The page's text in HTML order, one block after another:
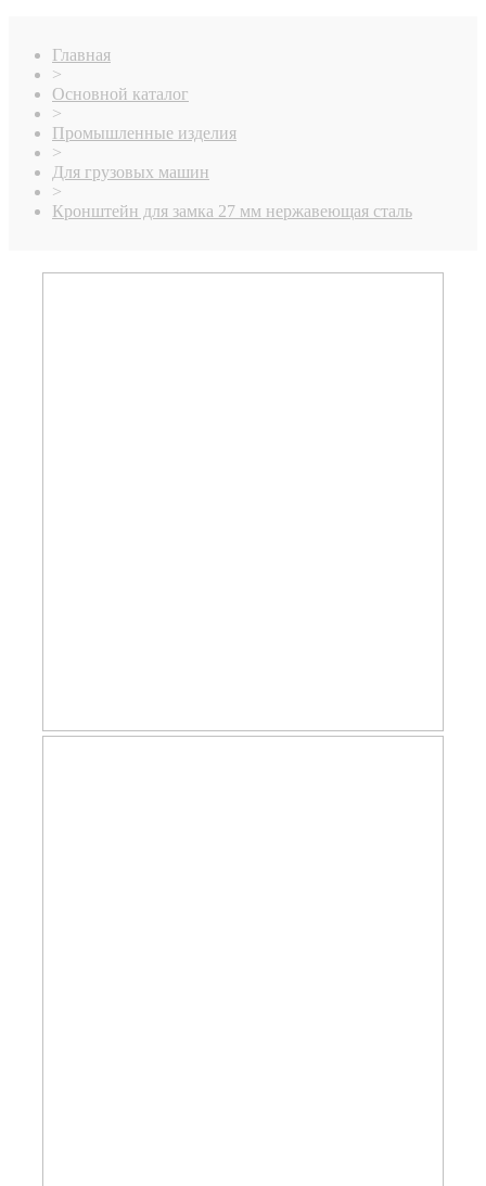
Главная
>
Основной каталог
>
Промышленные изделия
>
Для грузовых машин
>
Кронштейн для замка 27 мм нержавеющая сталь